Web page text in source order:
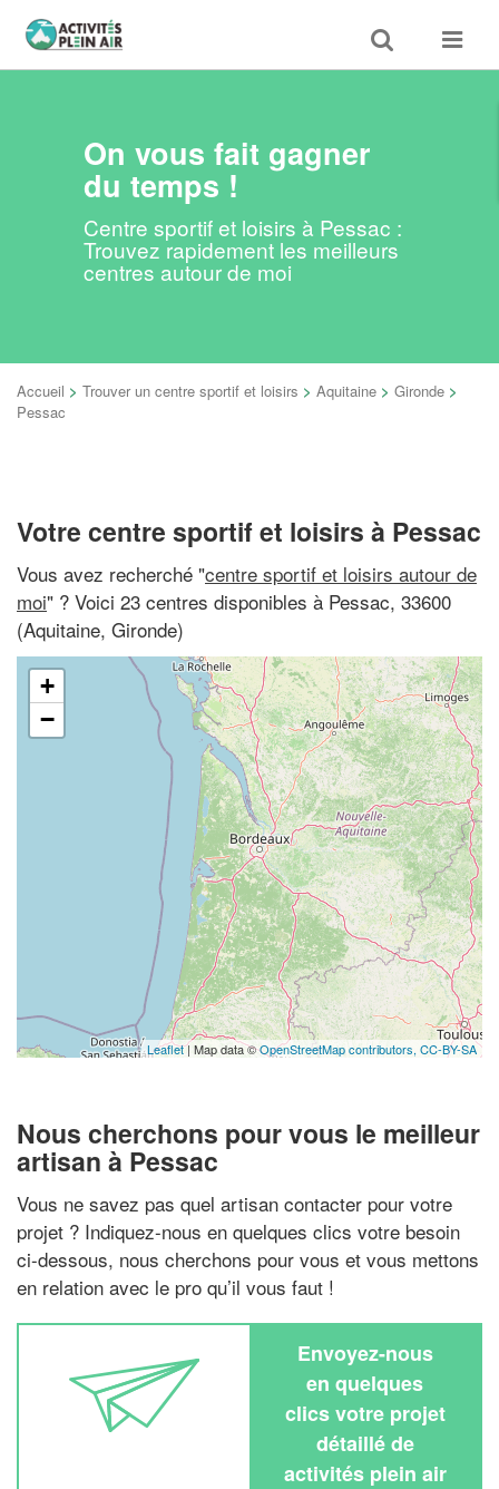
Toggle
search
Toggle
On vous fait gagner
du temps !
Centre sportif et loisirs à Pessac :
Trouvez rapidement les meilleurs
centres autour de moi
Accueil > Trouver un centre sportif et loisirs > Aquitaine > Gironde >
Pessac
Votre centre sportif et loisirs à Pessac
Vous avez recherché "centre sportif et loisirs autour de
moi" ? Voici 23 centres disponibles à Pessac, 33600
(Aquitaine, Gironde)
+
−
Leaflet| Map data ©OpenStreetMap contributors, CC-BY-SA
Nous cherchons pour vous le meilleur
artisan à Pessac
Vous ne savez pas quel artisan contacter pour votre
projet ? Indiquez-nous en quelques clics votre besoin
ci-dessous, nous cherchons pour vous et vous mettons
en relation avec le pro qu’il vous faut !
Envoyez-nous
en quelques
clics votre projet
détaillé de
activités plein air